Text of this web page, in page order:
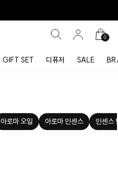
0
GIFT SET 디퓨저 SALE
아로마 오일 아로마 인센스 인센스